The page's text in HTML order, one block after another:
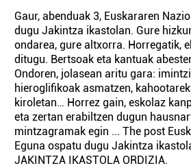
Gaur, abenduak 3, Euskararen
dugu Jakintza ikastolan. Gure
ondarea, gure altxorra. Horregatik,
ditugu. Bertsoak eta kantuak
Ondoren, jolasean aritu gara:
hieroglifikoak asmatzen,
kiroletan… Horrez gain, eskolaz
eta zertan erabiltzen dugun
mintzagramak egin ... The post
Eguna ospatu dugu Jakintza
JAKINTZA IKASTOLA ORDIZIA.